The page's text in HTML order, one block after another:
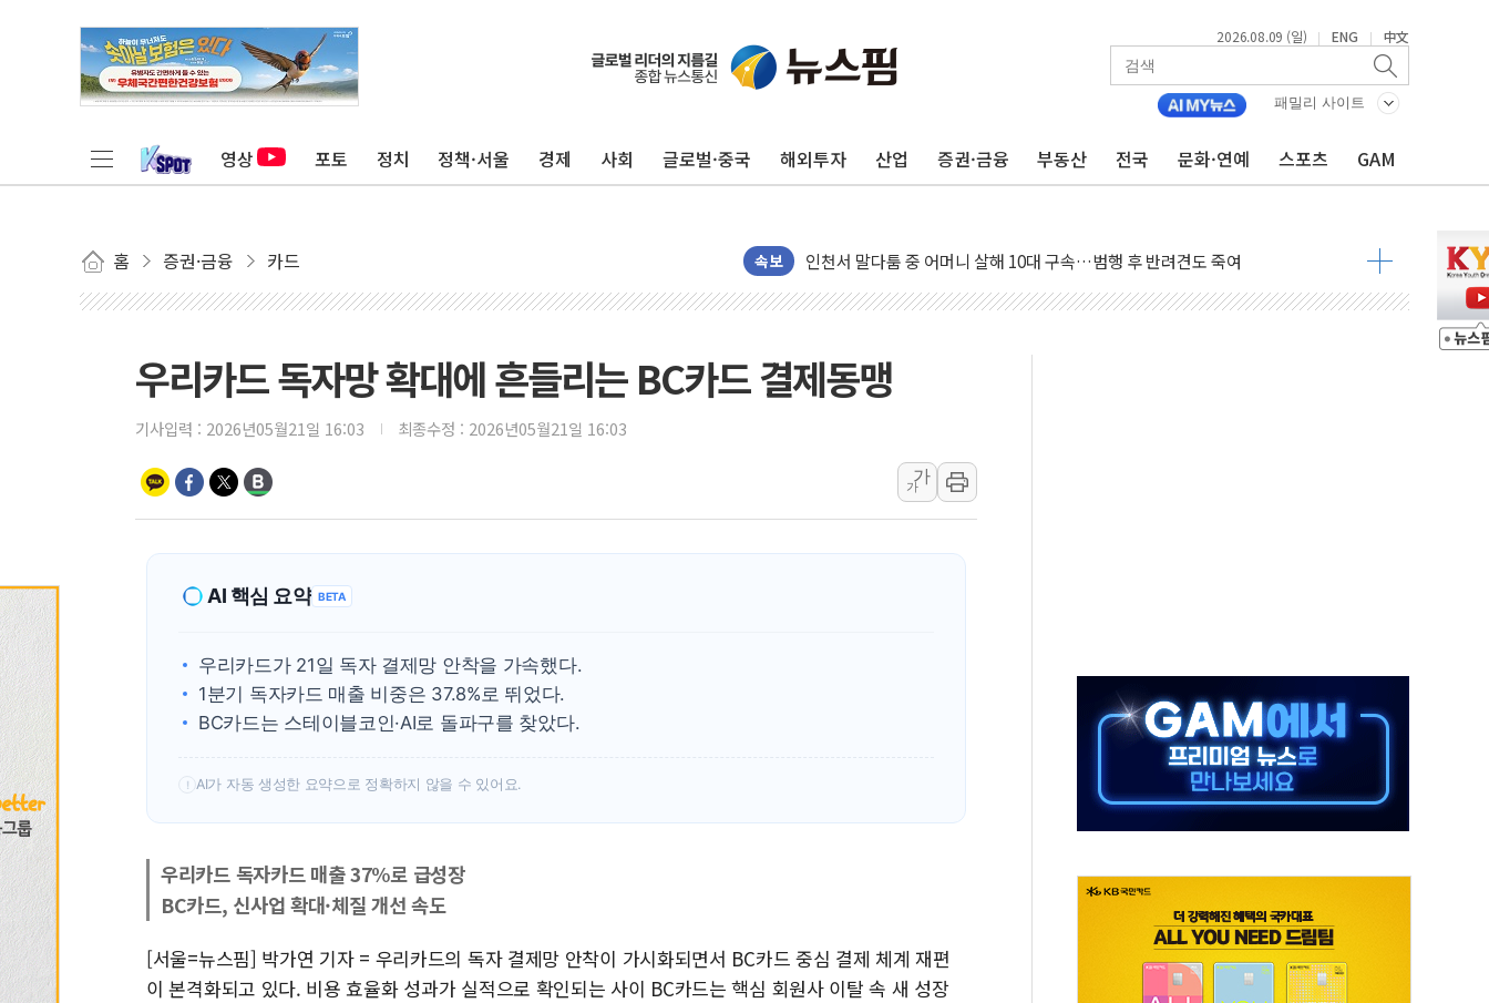
2026.08.09 (일) | ENG | 中文
패밀리 사이트
영상 포토 정치 정책·서울 경제 사회 글로벌·중국 해외투자 산업 증권·금융 부동산 전국 문화·연예 스포츠 GAM
홈 증권·금융 카드 속보
평택 진위면 공장서 질식사고 발생…작업자 1명 숨져
포항 블루밸리 국가산단에 '철강 AI융합실증센터' 들어선다
[종합] 김민석, 정청래에 누적 1.48%p 차 선두 유지...金 46.01% vs 鄭 44.53%
민주당 경북도당위원장에 오중기 당선...합산득표율 68.63%
김민석, 강원·대구·경북 경선서 정청래에 승리…金 48.54% vs 鄭 44.40%
[속보] 민주, 강원·대구·경북 경선 결과...김민석 48.54% 정청래 44.40%
[속보] 민주, 대구 경선 결과 발표...정청래 47.82% 김민석 46.35% 송영길 5.83%
[속보] 민주, 강원 경선 결과 발표...김민석 50.30% 정청래 41.94% 송영길 7.76%
최태원, 노소영에 9440억 지급 확정되나…재상고 앞두고 막판 셈법
하나금융, 명동 소상공인에 '행복상자' 전달
인천시 광복절 현수막 '태극기 거꾸로' 논란…이틀만에 철거
병무청, 보충역 전면 손질… 예술·체육요원 최대 33% 감축
여야, 황희 '버스 하우스' 공방…野 "청년 우롱 기괴" vs 與 "송구한 해프닝"
우리카드 독자망 확대에 흔들리는 BC카드 결제동맹
기사입력 : 2026년05월21일 16:03 최종수정 : 2026년05월21일 16:03
가
가
AI 핵심 요약 BETA
우리카드가 21일 독자 결제망 안착을 가속했다.
1분기 독자카드 매출 비중은 37.8%로 뛰었다.
BC카드는 스테이블코인·AI로 돌파구를 찾았다.
! AI가 자동 생성한 요약으로 정확하지 않을 수 있어요.
우리카드 독자카드 매출 37%로 급성장
BC카드, 신사업 확대·체질 개선 속도
[서울=뉴스핌] 박가연 기자 = 우리카드의 독자 결제망 안착이 가시화되면서 BC카드 중심 결제 체계 재편
이 본격화되고 있다. 비용 효율화 성과가 실적으로 확인되는 사이 BC카드는 핵심 회원사 이탈 속 새 성장